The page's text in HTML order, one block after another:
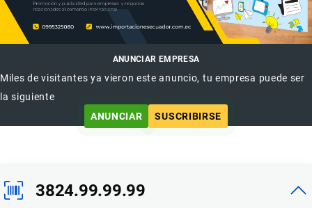
ANUNCIAR EMPRESA
Miles de visitantes ya vieron este anuncio, tu empresa puede ser
la siguiente
ANUNCIAR
SUSCRIBIRSE
3824.99.99.99